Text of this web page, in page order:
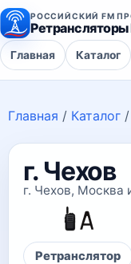
РОССИЙСКИЙ FM
Ретрансляторы
Главная Каталог
Главная / Каталог /
г. Чехов
г. Чехов, Москва
Ретранслятор